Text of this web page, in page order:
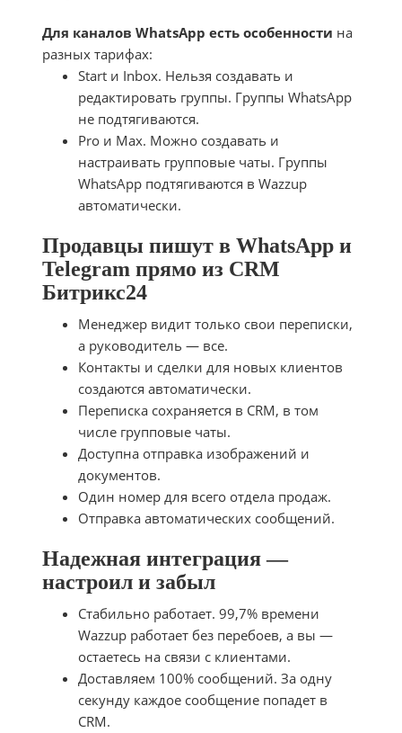
Для каналов WhatsApp есть особенности на
разных тарифах:
Start и Inbox. Нельзя создавать и
редактировать группы. Группы WhatsApp
не подтягиваются.
Pro и Max. Можно создавать и
настраивать групповые чаты. Группы
WhatsApp подтягиваются в Wazzup
автоматически.
Продавцы пишут в WhatsApp и
Telegram прямо из CRM
Битрикс24
Менеджер видит только свои переписки,
а руководитель — все.
Контакты и сделки для новых клиентов
создаются автоматически.
Переписка сохраняется в CRM, в том
числе групповые чаты.
Доступна отправка изображений и
документов.
Один номер для всего отдела продаж.
Отправка автоматических сообщений.
Надежная интеграция —
настроил и забыл
Стабильно работает. 99,7% времени
Wazzup работает без перебоев, а вы —
остаетесь на связи с клиентами.
Доставляем 100% сообщений. За одну
секунду каждое сообщение попадет в
CRM.